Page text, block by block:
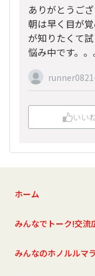
ありがとうご
朝は早く目が
が知りたくて
悩み中です。
runner0821
いい
ホーム
みんなでトーク!交流
みんなのホノルルマ